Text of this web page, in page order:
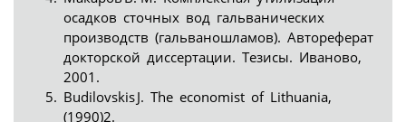
осадков сточных вод гальванических
производств (гальваношламов). Автореферат
докторской диссертации. Тезисы. Иваново,
2001.
Budilovskis J. The economist of Lithuania,
(1990)2.